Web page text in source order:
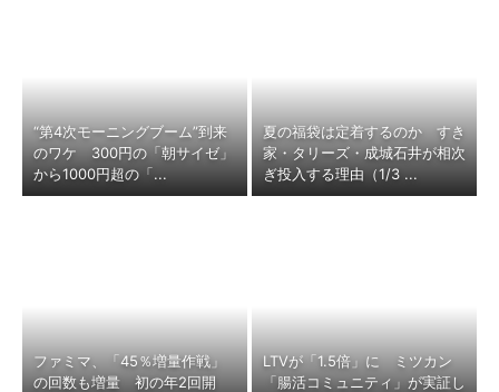
“第4次モーニングブーム”到来
のワケ 300円の「朝サイゼ」
から1000円超の「...
夏の福袋は定着するのか すき
家・タリーズ・成城石井が相次
ぎ投入する理由（1/3 ...
ファミマ、「45％増量作戦」
の回数も増量 初の年2回開
LTVが「1.5倍」に ミツカン
「腸活コミュニティ」が実証し